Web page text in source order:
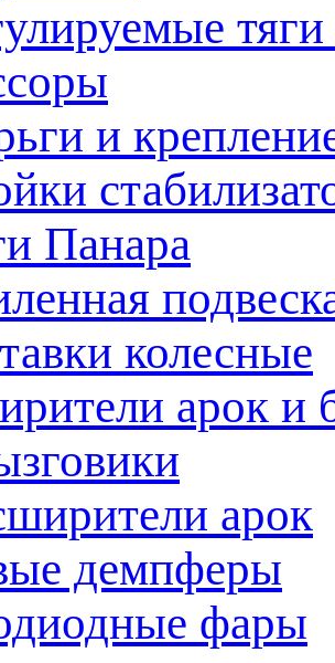
и
Панара
колесные
арок и
арок
демпферы
фары